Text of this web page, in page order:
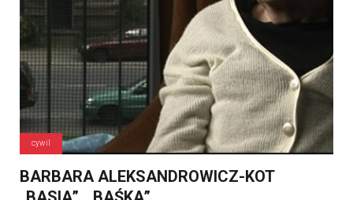
cywil
BARBARA ALEKSANDROWICZ-KOT